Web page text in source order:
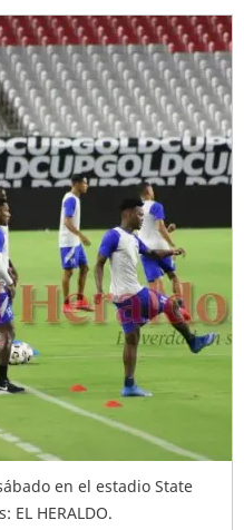
en el estadio State
EL HERALDO.